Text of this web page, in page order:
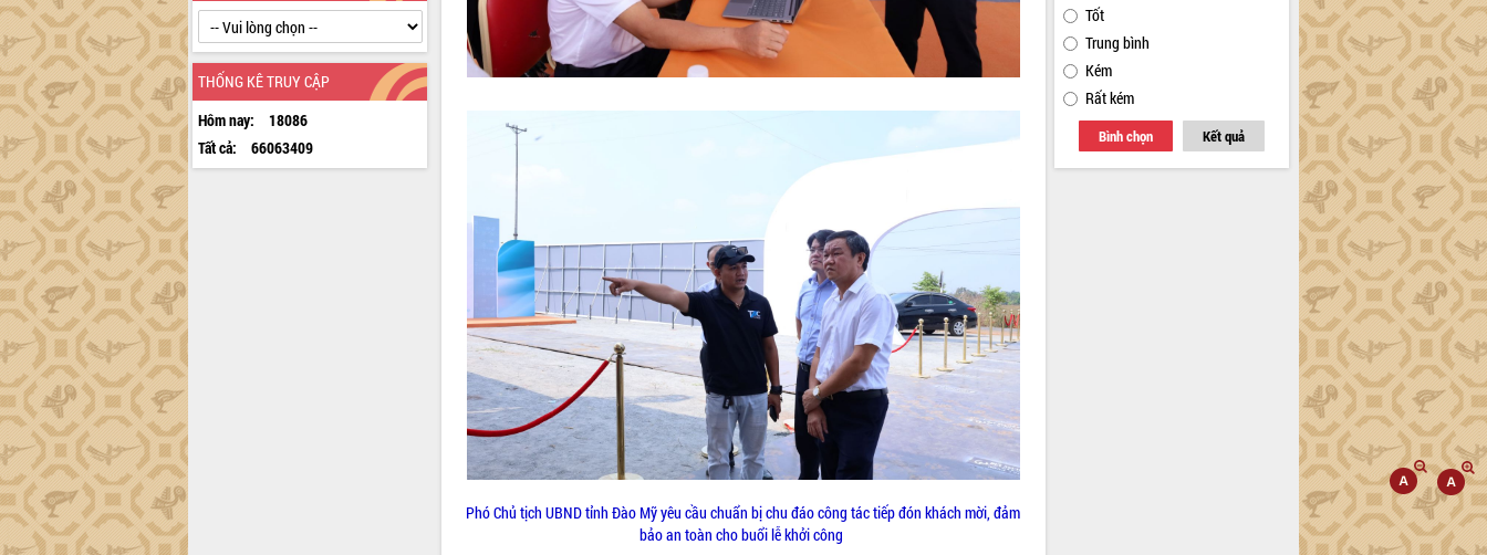
THỐNG KÊ TRUY CẬP
Hôm nay:
18086
Tất cả:
66063409
Phó Chủ tịch UBND tỉnh Đào Mỹ yêu cầu chuẩn bị chu đáo công tác tiếp đón khách mời, đảm
bảo an toàn cho buổi lễ khởi công
Tốt
Trung bình
Kém
Rất kém
Bình chọn Kết quả